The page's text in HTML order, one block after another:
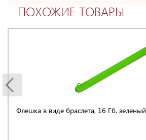
ПОХОЖИЕ ТОВАРЫ
Флешка в виде браслета, 16 Гб, зеленый